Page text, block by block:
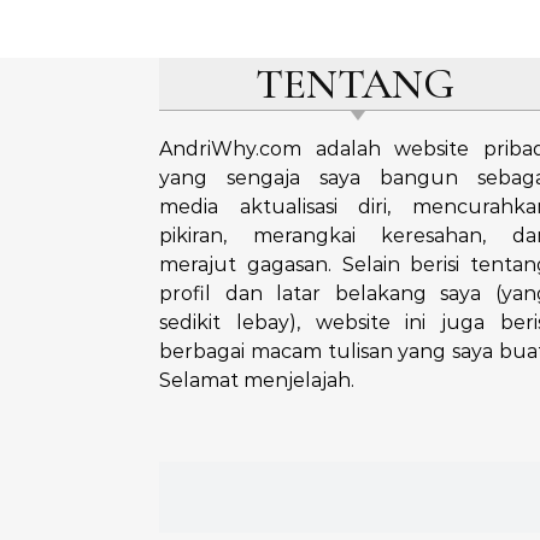
TENTANG
AndriWhy.com adalah website
yang sengaja saya bangun
media aktualisasi diri,
pikiran, merangkai keresahan,
merajut gagasan. Selain berisi
profil dan latar belakang saya
sedikit lebay), website ini juga
berbagai macam tulisan yang saya
Selamat menjelajah.